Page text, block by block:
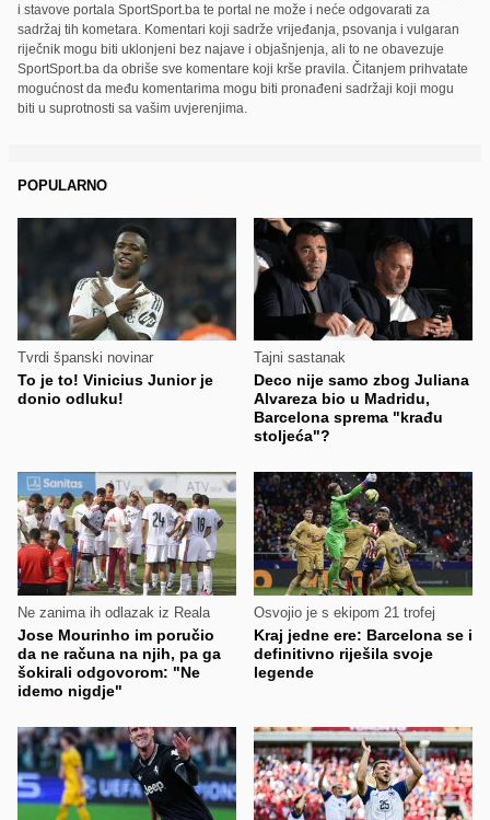
i stavove portala SportSport.ba te portal ne može i neće odgovarati za
sadržaj tih kometara. Komentari koji sadrže vrijeđanja, psovanja i vulgaran
riječnik mogu biti uklonjeni bez najave i objašnjenja, ali to ne obavezuje
SportSport.ba da obriše sve komentare koji krše pravila. Čitanjem prihvatate
mogućnost da među komentarima mogu biti pronađeni sadržaji koji mogu
biti u suprotnosti sa vašim uvjerenjima.
POPULARNO
Tvrdi španski novinar
To je to! Vinicius Junior je
donio odluku!
Tajni sastanak
Deco nije samo zbog Juliana
Alvareza bio u Madridu,
Barcelona sprema "krađu
stoljeća"?
Ne zanima ih odlazak iz Reala
Jose Mourinho im poručio
da ne računa na njih, pa ga
šokirali odgovorom: "Ne
idemo nigdje"
Osvojio je s ekipom 21 trofej
Kraj jedne ere: Barcelona se i
definitivno riješila svoje
legende